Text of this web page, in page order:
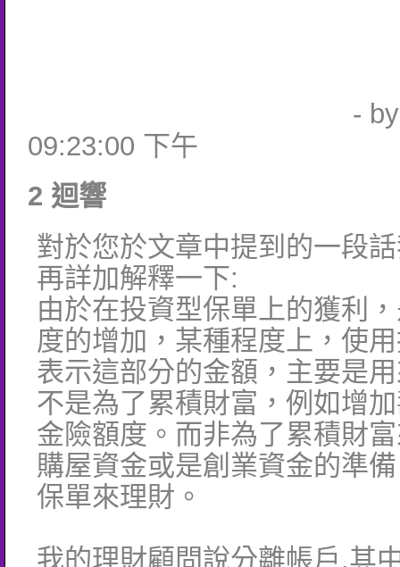
-
09:23:00 下午
2 迴響
對於您於文章中提到的一段
再詳加解釋一下:
由於在投資型保單上的獲利
度的增加，某種程度上，使
表示這部分的金額，主要是
不是為了累積財富，例如增
金險額度。而非為了累積財
購屋資金或是創業資金的準
保單來理財。
我的理財顧問說分離帳戶,其